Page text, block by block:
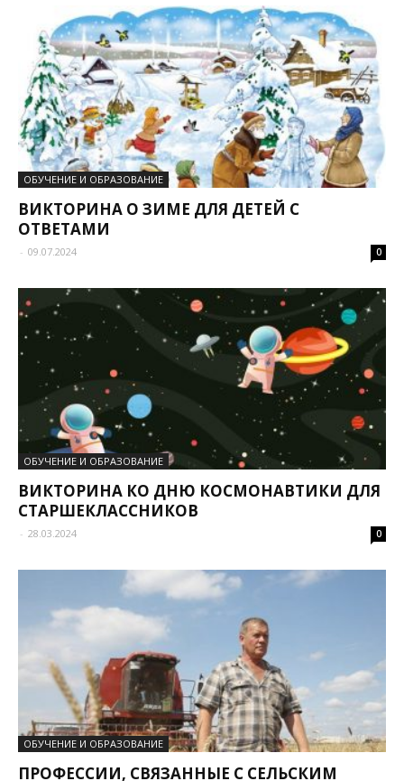
07:53
ОБУЧЕНИЕ И ОБРАЗОВАНИЕ
ВИКТОРИНА О ЗИМЕ ДЛЯ ДЕТЕЙ С
ОТВЕТАМИ
- 09.07.2024 0
ОБУЧЕНИЕ И ОБРАЗОВАНИЕ
ВИКТОРИНА КО ДНЮ КОСМОНАВТИКИ ДЛЯ
СТАРШЕКЛАССНИКОВ
- 28.03.2024 0
ОБУЧЕНИЕ И ОБРАЗОВАНИЕ
ПРОФЕССИИ, СВЯЗАННЫЕ С СЕЛЬСКИМ